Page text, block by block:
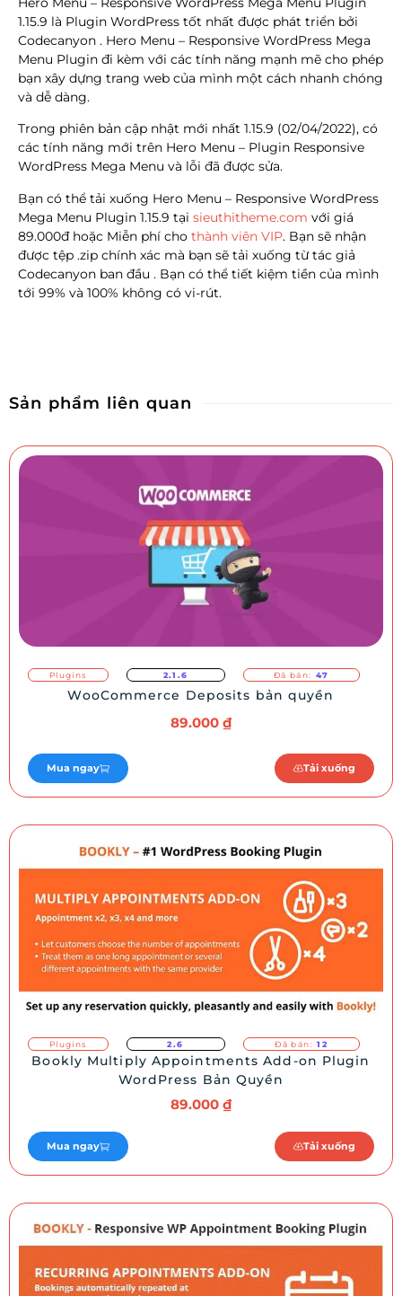
1.15.9 là Plugin WordPress tốt nhất được phát triển bởi
Codecanyon . Hero Menu – Responsive WordPress Mega
Menu Plugin đi kèm với các tính năng mạnh mẽ cho phép
bạn xây dựng trang web của mình một cách nhanh chóng
và dễ dàng.
Trong phiên bản cập nhật mới nhất 1.15.9 (02/04/2022), có
các tính năng mới trên Hero Menu – Plugin Responsive
WordPress Mega Menu và lỗi đã được sửa.
Bạn có thể tải xuống Hero Menu – Responsive WordPress
Mega Menu Plugin 1.15.9 tại sieuthitheme.com với giá
89.000đ hoặc Miễn phí cho thành viên VIP. Bạn sẽ nhận
được tệp .zip chính xác mà bạn sẽ tải xuống từ tác giả
Codecanyon ban đầu . Bạn có thể tiết kiệm tiền của mình
tới 99% và 100% không có vi-rút.
Sản phẩm liên quan
Plugins 2.1.6 Đã bán: 47
WooCommerce Deposits bản quyền
89.000 ₫
Mua ngay Tải xuống
Plugins 2.6 Đã bán: 12
Bookly Multiply Appointments Add-on Plugin
WordPress Bản Quyền
89.000 ₫
Mua ngay Tải xuống